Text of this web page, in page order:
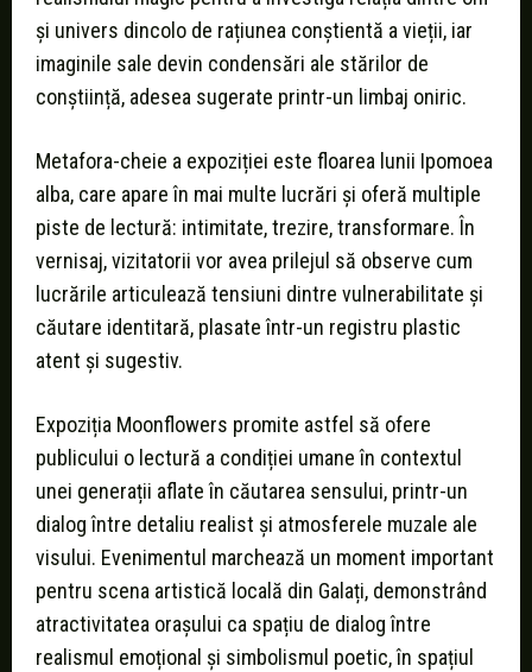
și univers dincolo de rațiunea conștientă a vieții, iar
imaginile sale devin condensări ale stărilor de
conștiință, adesea sugerate printr-un limbaj oniric.
Metafora-cheie a expoziției este floarea lunii Ipomoea
alba, care apare în mai multe lucrări și oferă multiple
piste de lectură: intimitate, trezire, transformare. În
vernisaj, vizitatorii vor avea prilejul să observe cum
lucrările articulează tensiuni dintre vulnerabilitate și
căutare identitară, plasate într-un registru plastic
atent și sugestiv.
Expoziția Moonflowers promite astfel să ofere
publicului o lectură a condiției umane în contextul
unei generații aflate în căutarea sensului, printr-un
dialog între detaliu realist și atmosferele muzale ale
visului. Evenimentul marchează un moment important
pentru scena artistică locală din Galați, demonstrând
atractivitatea orașului ca spațiu de dialog între
realismul emoțional și simbolismul poetic, în spațiul